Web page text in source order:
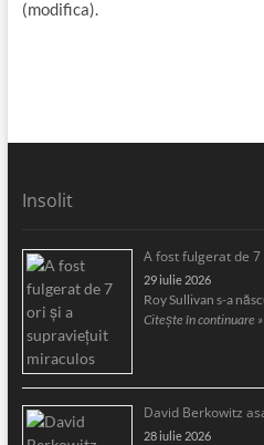
(modifica).
Insolit
A fost fulgerat de
29 iulie 2026
Roy Sullivan s-a
Citește în continuare »
David Berkowitz
28 iulie 2026